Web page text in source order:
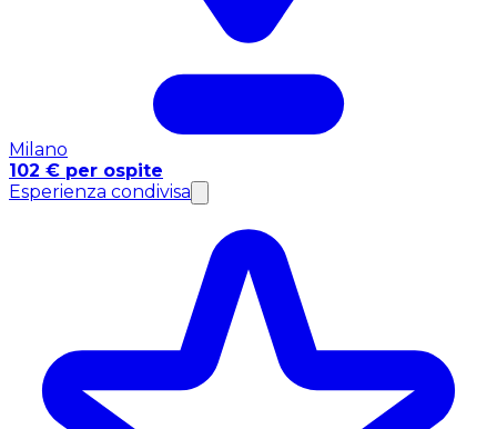
Milano
102 € per ospite
Esperienza condivisa